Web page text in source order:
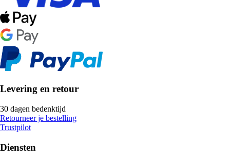
Levering en retour
30 dagen bedenktijd
Retourneer je bestelling
Trustpilot
Diensten